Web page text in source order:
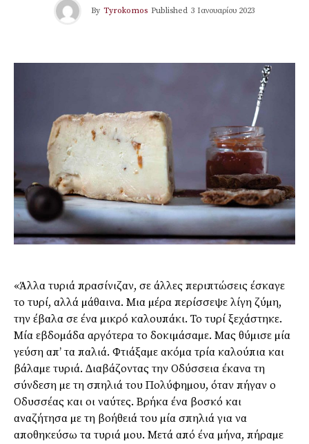
By Tyrokomos Published 3 Ιανουαρίου 2023
«Άλλα τυριά πρασίνιζαν, σε άλλες περιπτώσεις έσκαγε
το τυρί, αλλά µάθαινα. Μια µέρα περίσσεψε λίγη ζύµη,
την έβαλα σε ένα µικρό καλουπάκι. Το τυρί ξεχάστηκε.
Μία εβδοµάδα αργότερα το δοκιµάσαµε. Μας θύµισε µία
γεύση απ’ τα παλιά. Φτιάξαµε ακόµα τρία καλούπια και
βάλαµε τυριά. ∆ιαβάζοντας την Οδύσσεια έκανα τη
σύνδεση µε τη σπηλιά του Πολύφηµου, όταν πήγαν ο
Οδυσσέας και οι ναύτες. Βρήκα ένα βοσκό και
αναζήτησα µε τη βοήθειά του µία σπηλιά για να
αποθηκεύσω τα τυριά µου. Μετά από ένα µήνα, πήραµε